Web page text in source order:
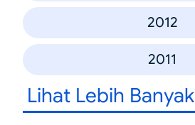
2012
2011
Lihat Lebih Banyak